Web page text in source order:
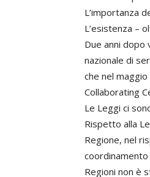
L’importanza
L’esistenza –
Due anni dopo
nazionale di
che nel
Collaborating
Le Leggi ci
Rispetto alla
Regione, nel
Regioni non è